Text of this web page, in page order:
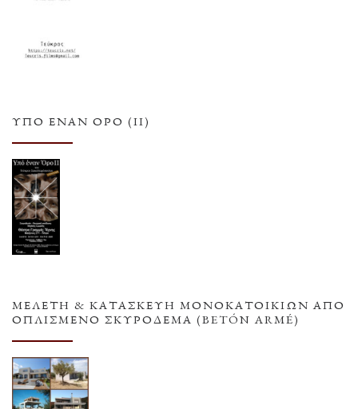
ΥΠΌ ΈΝΑΝ ΌΡΟ (ΙΙ)
ΜΕΛΕΤΗ & ΚΑΤΑΣΚΕΥΗ ΜΟΝΟΚΑΤΟΙΚΙΩΝ ΑΠΟ
ΟΠΛΙΣΜΕΝΟ ΣΚΥΡΟΔΕΜΑ (BETÓN ARMÉ)